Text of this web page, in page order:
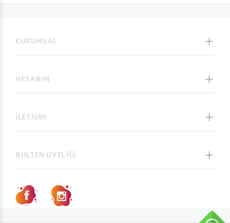
KURUMSAL
HESABIM
İLETİŞİM
BÜLTEN ÜYELİĞİ